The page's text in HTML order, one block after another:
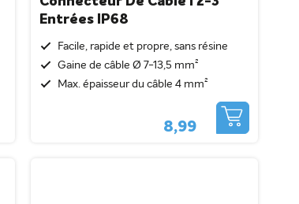
Entrées IP68
Facile, rapide et propre, sans résine
Gaine de câble Ø 7-13,5 mm²
Max. épaisseur du câble 4 mm²
8,99